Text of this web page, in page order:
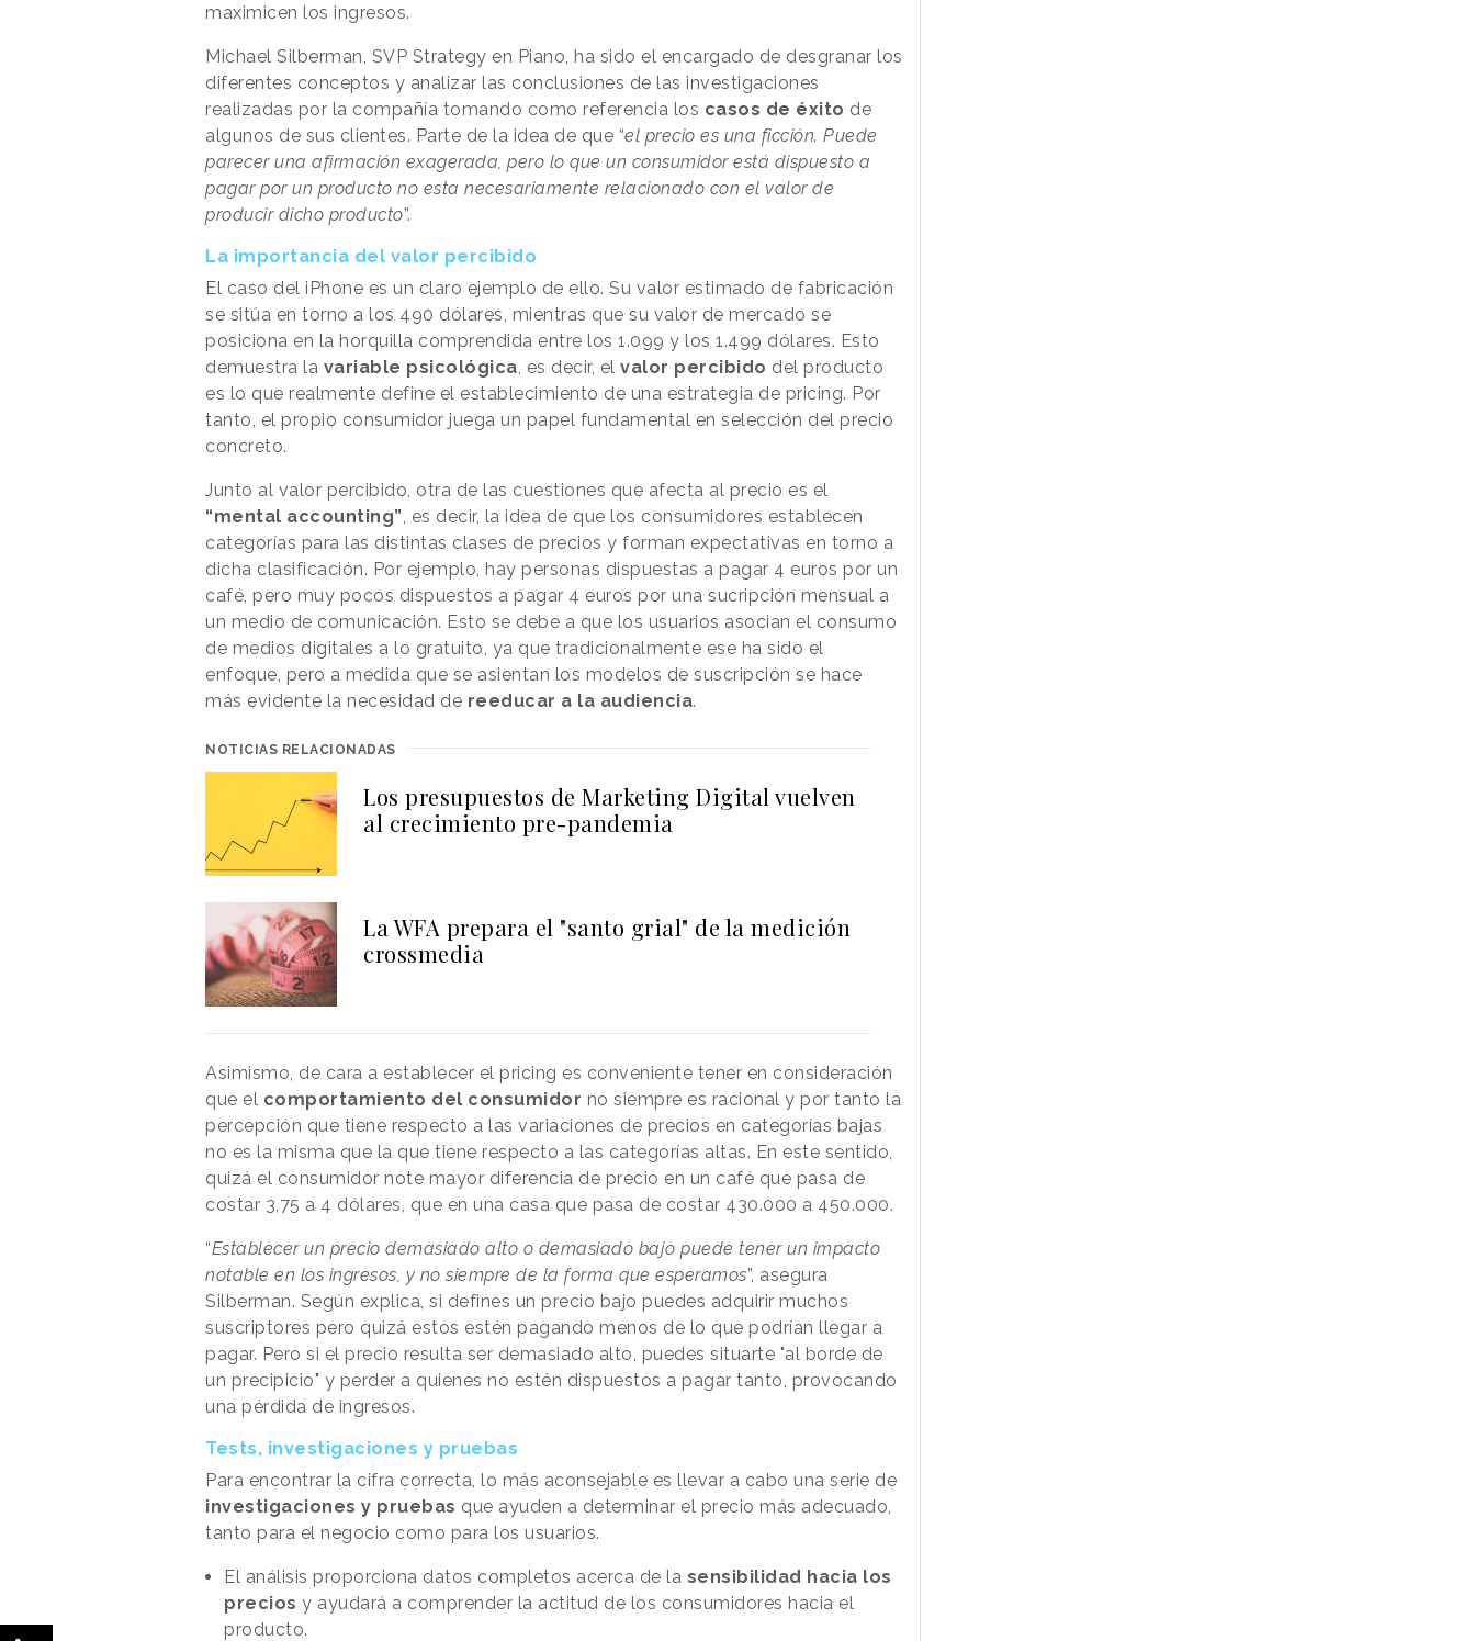
maximicen los ingresos.
Michael Silberman, SVP Strategy en Piano, ha sido el encargado de desgranar los
diferentes conceptos y analizar las conclusiones de las investigaciones
realizadas por la compañía tomando como referencia los casos de éxito de
algunos de sus clientes. Parte de la idea de que “el precio es una ficción. Puede
parecer una afirmación exagerada, pero lo que un consumidor está dispuesto a
pagar por un producto no esta necesariamente relacionado con el valor de
producir dicho producto”.
La importancia del valor percibido
El caso del iPhone es un claro ejemplo de ello. Su valor estimado de fabricación
se sitúa en torno a los 490 dólares, mientras que su valor de mercado se
posiciona en la horquilla comprendida entre los 1.099 y los 1.499 dólares. Esto
demuestra la variable psicológica , es decir, el valor percibido del producto
es lo que realmente define el establecimiento de una estrategia de pricing. Por
tanto, el propio consumidor juega un papel fundamental en selección del precio
concreto.
Junto al valor percibido, otra de las cuestiones que afecta al precio es el
“mental accounting” , es decir, la idea de que los consumidores establecen
categorías para las distintas clases de precios y forman expectativas en torno a
dicha clasificación. Por ejemplo, hay personas dispuestas a pagar 4 euros por un
café, pero muy pocos dispuestos a pagar 4 euros por una sucripción mensual a
un medio de comunicación. Esto se debe a que los usuarios asocian el consumo
de medios digitales a lo gratuito, ya que tradicionalmente ese ha sido el
enfoque, pero a medida que se asientan los modelos de suscripción se hace
más evidente la necesidad de reeducar a la audiencia.
NOTICIAS RELACIONADAS
Los presupuestos de Marketing Digital vuelven
al crecimiento pre-pandemia
La WFA prepara el "santo grial" de la medición
crossmedia
Asimismo, de cara a establecer el pricing es conveniente tener en consideración
que el comportamiento del consumidor no siempre es racional y por tanto la
percepción que tiene respecto a las variaciones de precios en categorías bajas
no es la misma que la que tiene respecto a las categorías altas. En este sentido,
quizá el consumidor note mayor diferencia de precio en un café que pasa de
costar 3,75 a 4 dólares, que en una casa que pasa de costar 430.000 a 450.000.
“Establecer un precio demasiado alto o demasiado bajo puede tener un impacto
notable en los ingresos, y no siempre de la forma que esperamos”, asegura
Silberman. Según explica, si defines un precio bajo puedes adquirir muchos
suscriptores pero quizá estos estén pagando menos de lo que podrían llegar a
pagar. Pero si el precio resulta ser demasiado alto, puedes situarte "al borde de
un precipicio" y perder a quienes no estén dispuestos a pagar tanto, provocando
una pérdida de ingresos.
Tests, investigaciones y pruebas
Para encontrar la cifra correcta, lo más aconsejable es llevar a cabo una serie de
investigaciones y pruebas que ayuden a determinar el precio más adecuado,
tanto para el negocio como para los usuarios.
El análisis proporciona datos completos acerca de la sensibilidad hacia los
precios y ayudará a comprender la actitud de los consumidores hacia el
producto.